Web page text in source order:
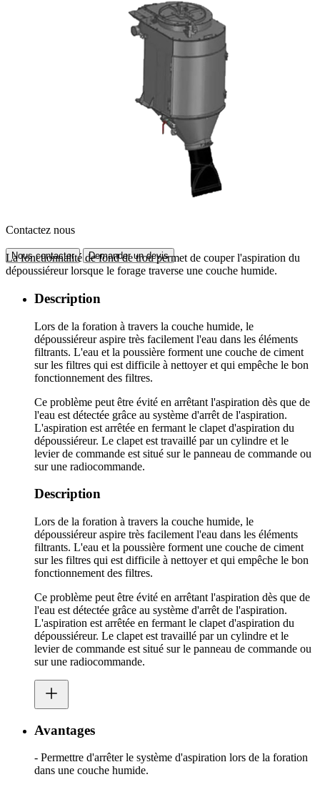
Contactez nous
Nous contacter Demander un devis
La fonctionnalité de fond de trou permet de couper l'aspiration du
dépoussiéreur lorsque le forage traverse une couche humide.
Description
Lors de la foration à travers la couche humide, le
dépoussiéreur aspire très facilement l'eau dans les éléments
filtrants. L'eau et la poussière forment une couche de ciment
sur les filtres qui est difficile à nettoyer et qui empêche le bon
fonctionnement des filtres.
Ce problème peut être évité en arrêtant l'aspiration dès que de
l'eau est détectée grâce au système d'arrêt de l'aspiration.
L'aspiration est arrêtée en fermant le clapet d'aspiration du
dépoussiéreur. Le clapet est travaillé par un cylindre et le
levier de commande est situé sur le panneau de commande ou
sur une radiocommande.
Description
Lors de la foration à travers la couche humide, le
dépoussiéreur aspire très facilement l'eau dans les éléments
filtrants. L'eau et la poussière forment une couche de ciment
sur les filtres qui est difficile à nettoyer et qui empêche le bon
fonctionnement des filtres.
Ce problème peut être évité en arrêtant l'aspiration dès que de
l'eau est détectée grâce au système d'arrêt de l'aspiration.
L'aspiration est arrêtée en fermant le clapet d'aspiration du
dépoussiéreur. Le clapet est travaillé par un cylindre et le
levier de commande est situé sur le panneau de commande ou
sur une radiocommande.
Avantages
- Permettre d'arrêter le système d'aspiration lors de la foration
dans une couche humide.